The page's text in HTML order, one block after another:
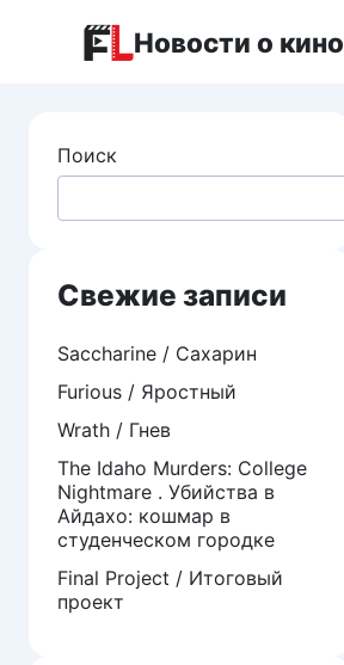
Новости о кино
Поиск
Свежие записи
Saccharine / Сахарин
Furious / Яростный
Wrath / Гнев
The Idaho Murders: College
Nightmare . Убийства в
Айдахо: кошмар в
студенческом городке
Final Project / Итоговый
проект